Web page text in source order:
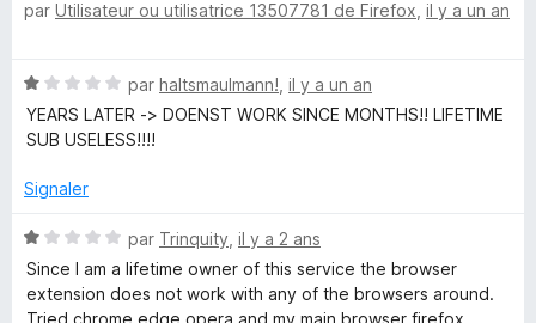
e
x
t
e
s
5
o
1
s
u
5
par Utilisateur ou utilisatrice 13507781 de Firefox il y a un an
N
o
t
1
u
r
par haltsmaulmann! il y a un an
YEARS LATER -> DOENST WORK SINCE MONTHS!! LIFETIME
SUB USELESS!!!!
Signaler
N
o
t
é
par Trinquity il y a 2 ans
Since I am a lifetime owner of this service the browser
extension does not work with any of the browsers around.
Tried chrome,edge,opera and my main browser firefox.